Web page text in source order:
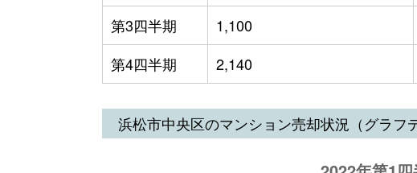
第3四半期 1,100
第4四半期
2,140
浜松市中央区のマンション売却状況（グラフ